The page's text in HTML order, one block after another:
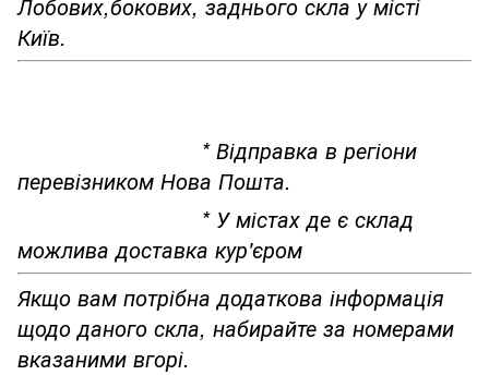
Київ.
* Відправка в регіони
перевізником Нова Пошта.
* У містах де є склад
можлива доставка кур'єром
Якщо вам потрібна додаткова інформація
щодо даного скла, набирайте за номерами
вказаними вгорі.